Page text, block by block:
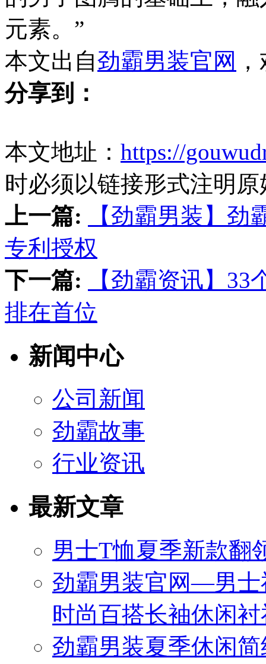
元素。”
本文出自劲霸男装官网
分享到：
本文地址： https://
时必须以链接形式注明
上一篇:
【劲霸男装】
专利授权
下一篇:
【劲霸资讯】
排在首位
新闻中心
公司新闻
劲霸故事
行业资讯
最新文章
男士T恤夏季新款翻
劲霸男装官网—男士
时尚百搭长袖休闲
劲霸男装夏季休闲